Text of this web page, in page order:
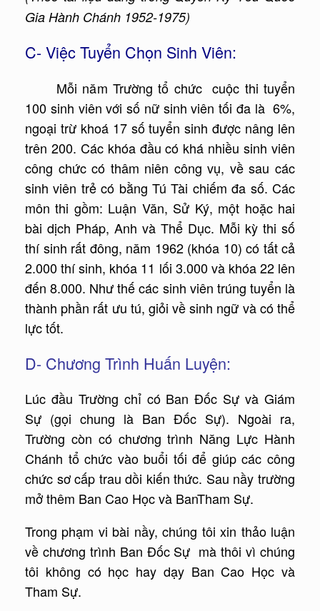
Gia Hành Chánh 1952-1975)
C- Việc Tuyển Chọn Sinh Viên:
Mỗi năm Trường tổ chức cuộc thi tuyển
100 sinh viên với số nữ sinh viên tối đa là 6%,
ngoại trừ khoá 17 số tuyển sinh được nâng lên
trên 200. Các khóa đầu có khá nhiều sinh viên
công chức có thâm niên công vụ, về sau các
sinh viên trẻ có bằng Tú Tài chiếm đa số. Các
môn thi gồm: Luận Văn, Sử Ký, một hoặc hai
bài dịch Pháp, Anh và Thể Dục. Mỗi kỳ thi số
thí sinh rất đông, năm 1962 (khóa 10) có tất cả
2.000 thí sinh, khóa 11 lối 3.000 và khóa 22 lên
đến 8.000. Như thế các sinh viên trúng tuyển là
thành phần rất ưu tú, giỏi về sinh ngữ và có thể
lực tốt.
D- Chương Trình Huấn Luyện:
Lúc đầu Trường chỉ có Ban Đốc Sự và Giám
Sự (gọi chung là Ban Đốc Sự). Ngoài ra,
Trường còn có chương trình Năng Lực Hành
Chánh tổ chức vào buổi tối để giúp các công
chức sơ cấp trau dồi kiến thức. Sau nầy trường
mở thêm Ban Cao Học và BanTham Sự.
Trong phạm vi bài nầy, chúng tôi xin thảo luận
về chương trình Ban Đốc Sự mà thôi vì chúng
tôi không có học hay dạy Ban Cao Học và
Tham Sự.